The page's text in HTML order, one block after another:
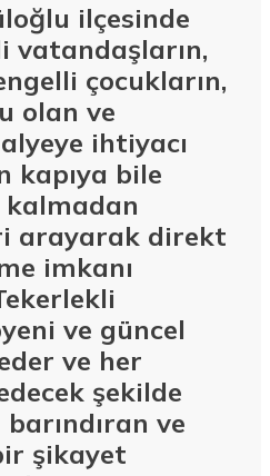
ilçesinde
vatandaşların,
çocukların,
olan ve
ihtiyacı
kapıya bile
kalmadan
arayarak direkt
imkanı
ve güncel
ve her
şekilde
ve
şikayet